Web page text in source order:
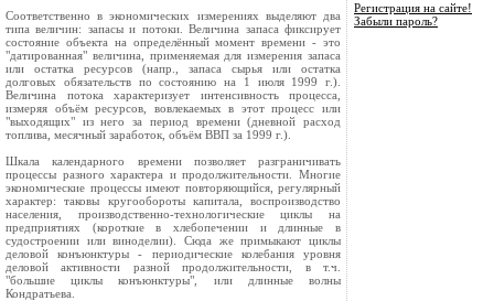
Соответственно в экономических измерениях выделяют два
типа величин: запасы и потоки. Величина запаса фиксирует
состояние объекта на определённый момент времени - это
"датированная" величина, применяемая для измерения запаса
или остатка ресурсов (напр., запаса сырья или остатка
долговых обязательств по состоянию на 1 июля 1999 г.).
Величина потока характеризует интенсивность процесса,
измеряя объём ресурсов, вовлекаемых в этот процесс или
"выходящих" из него за период времени (дневной расход
топлива, месячный заработок, объём ВВП за 1999 г.).
Шкала календарного времени позволяет разграничивать
процессы разного характера и продолжительности. Многие
экономические процессы имеют повторяющийся, регулярный
характер: таковы кругообороты капитала, воспроизводство
населения, производственно-технологические циклы на
предприятиях (короткие в хлебопечении и длинные в
судостроении или виноделии). Сюда же примыкают циклы
деловой конъюнктуры - периодические колебания уровня
деловой активности разной продолжительности, в т.ч.
"большие циклы конъюнктуры", или длинные волны
Кондратьева.
Регистрация на сайте!
Забыли пароль?